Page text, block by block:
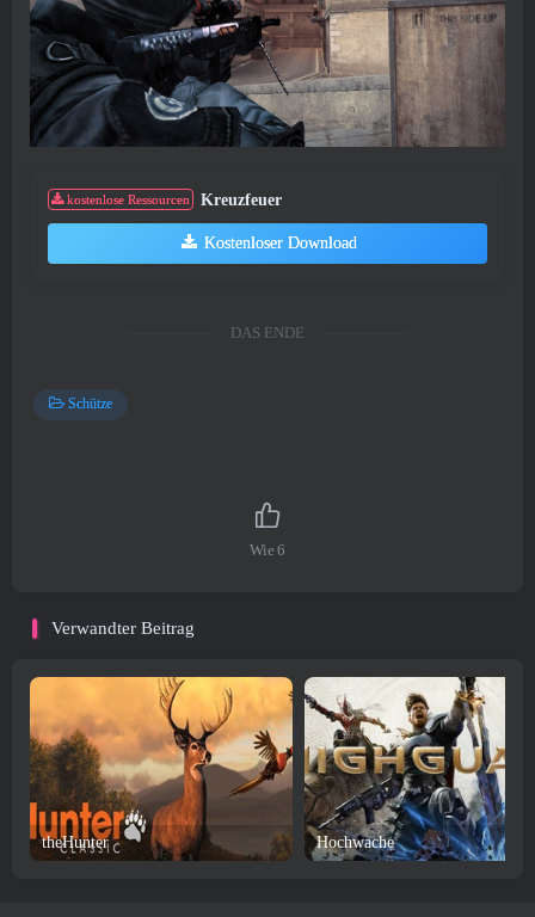
kostenlose Ressourcen Kreuzfeuer
Kostenloser Download
DAS ENDE
Schütze
Wie 6
Verwandter Beitrag
theHunter Hochwache